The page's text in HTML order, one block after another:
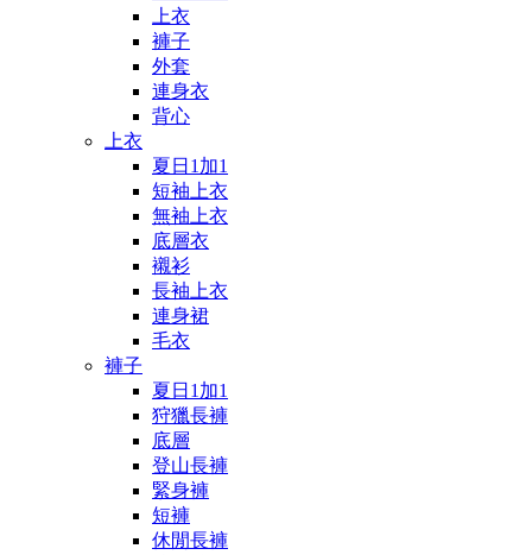
上衣
褲子
外套
連身衣
背心
上衣
夏日1加1
短袖上衣
無袖上衣
底層衣
襯衫
長袖上衣
連身裙
毛衣
褲子
夏日1加1
狩獵長褲
底層
登山長褲
緊身褲
短褲
休閒長褲